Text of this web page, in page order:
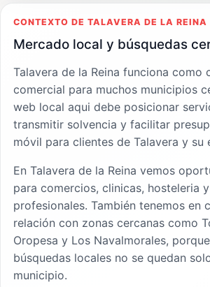
CONTEXTO DE TALAVERA DE LA REINA
Mercado local y búsquedas
Talavera de la Reina funciona como
comercial para muchos municipios
web local aqui debe posicionar
transmitir solvencia y facilitar
móvil para clientes de Talavera y su
En Talavera de la Reina vemos
para comercios, clinicas, hosteleria
profesionales. También tenemos en
relación con zonas cercanas como
Oropesa y Los Navalmorales,
búsquedas locales no se quedan
municipio.